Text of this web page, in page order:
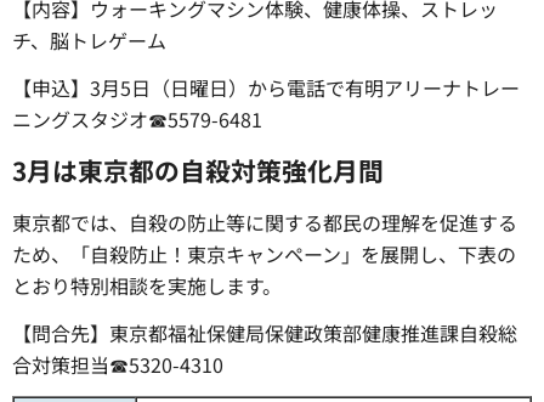
【内容】ウォーキングマシン体験、健康体操、ストレッ
チ、脳トレゲーム
【申込】3月5日（日曜日）から電話で有明アリーナトレー
ニングスタジオ☎5579-6481
3月は東京都の自殺対策強化月間
東京都では、自殺の防止等に関する都民の理解を促進する
ため、「自殺防止！東京キャンペーン」を展開し、下表の
とおり特別相談を実施します。
【問合先】東京都福祉保健局保健政策部健康推進課自殺総
合対策担当☎5320-4310